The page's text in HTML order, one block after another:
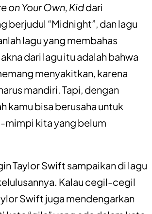
on Your Own, Kiddari
berjudul “Midnight”, dan lagu
lagu yang membahas
dari lagu itu adalah bahwa
menyakitkan, karena
mandiri. Tapi, dengan
kamu bisa berusaha untuk
mimpi kita yang belum
Taylor Swift sampaikan di lagu
Kalau cegil-cegil
Swift juga mendengarkan